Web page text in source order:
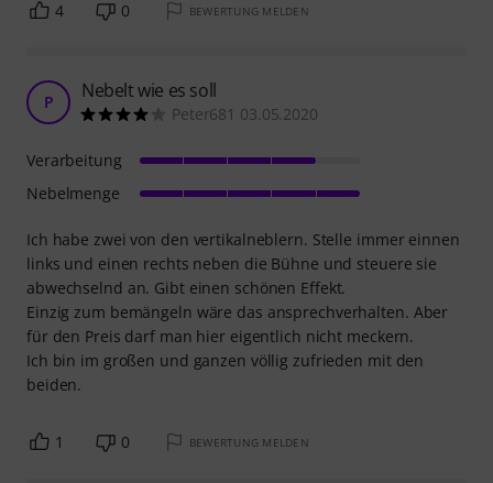
4 0 BEWERTUNG MELDEN
P Nebelt wie es soll
Peter681 03.05.2020
Ich habe zwei von den vertikalneblern. Stelle immer einnen
links und einen rechts neben die Bühne und steuere sie
abwechselnd an. Gibt einen schönen Effekt.
Einzig zum bemängeln wäre das ansprechverhalten. Aber
für den Preis darf man hier eigentlich nicht meckern.
Ich bin im großen und ganzen völlig zufrieden mit den
beiden.
Verarbeitung
Nebelmenge
1 0 BEWERTUNG MELDEN